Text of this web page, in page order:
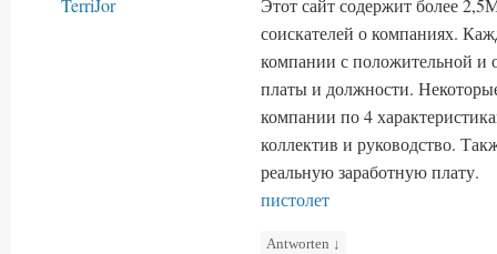
TerriJor
Этот сайт содержит более
соискателей о компаниях.
компании с положительной и
платы и должности.
компании по 4
коллектив и руководство.
реальную заработную плату.
пистолет
Antworten ↓